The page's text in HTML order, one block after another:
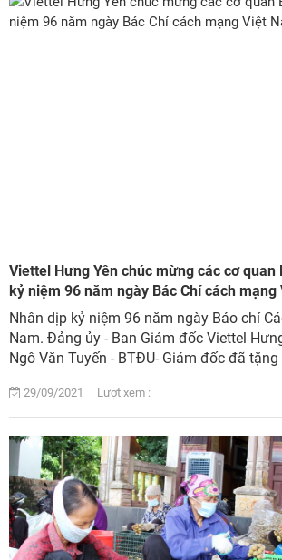
Viettel Hưng Yên chúc mừng các cơ quan
kỷ niệm 96 năm ngày Bác Chí cách mạng
Nhân dịp kỷ niệm 96 năm ngày Báo chí
Nam. Đảng ủy - Ban Giám đốc Viettel
Ngô Văn Tuyến - BTĐU- Giám đốc đã
29/09/2021 Lượt xem :